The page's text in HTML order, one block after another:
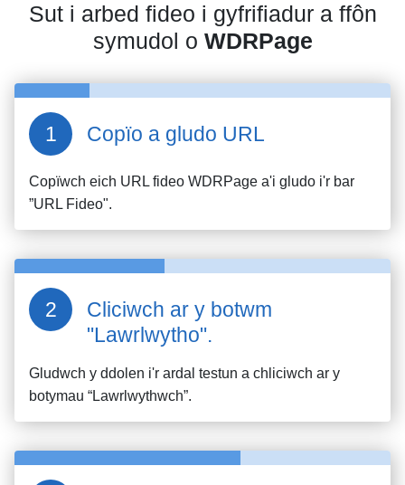
Sut i arbed fideo i gyfrifiadur a ffôn
symudol o WDRPage
Copïo a gludo URL
Copïwch eich URL fideo WDRPage a'i gludo i'r bar
”URL Fideo".
Cliciwch ar y botwm
"Lawrlwytho".
Gludwch y ddolen i'r ardal testun a chliciwch ar y
botymau “Lawrlwythwch”.